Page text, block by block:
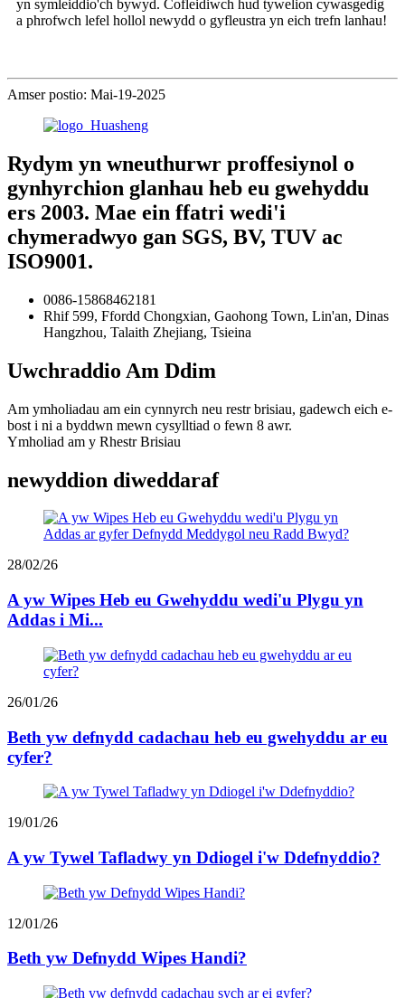
yn symleiddio'ch bywyd. Cofleidiwch hud tywelion cywasgedig
a phrofwch lefel hollol newydd o gyfleustra yn eich trefn lanhau!
Amser postio: Mai-19-2025
Rydym yn wneuthurwr proffesiynol o
gynhyrchion glanhau heb eu gwehyddu
ers 2003. Mae ein ffatri wedi'i
chymeradwyo gan SGS, BV, TUV ac
ISO9001.
0086-15868462181
Rhif 599, Ffordd Chongxian, Gaohong Town, Lin'an, Dinas
Hangzhou, Talaith Zhejiang, Tsieina
Uwchraddio Am Ddim
Am ymholiadau am ein cynnyrch neu restr brisiau, gadewch eich e-
bost i ni a byddwn mewn cysylltiad o fewn 8 awr.
Ymholiad am y Rhestr Brisiau
newyddion diweddaraf
28/02/26
A yw Wipes Heb eu Gwehyddu wedi'u Plygu yn
Addas i Mi...
26/01/26
Beth yw defnydd cadachau heb eu gwehyddu ar eu
cyfer?
19/01/26
A yw Tywel Tafladwy yn Ddiogel i'w Ddefnyddio?
12/01/26
Beth yw Defnydd Wipes Handi?